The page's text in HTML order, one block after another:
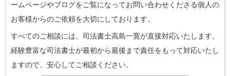
ームページやブログをご覧になってお問い合わせくださる個人の
お客様からのご依頼を大切にしております。
すべてのご相談には、司法書士高島一寛が直接対応いたします。
経験豊富な司法書士が最初から最後まで責任をもって対応いたし
ますので、安心してご相談ください。